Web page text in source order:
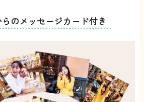
のメッセージカード付き